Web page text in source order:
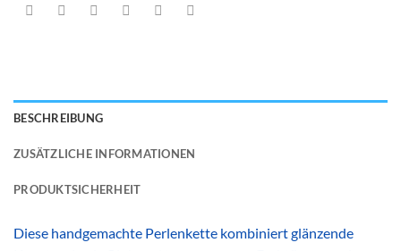
BESCHREIBUNG
ZUSÄTZLICHE INFORMATIONEN
PRODUKTSICHERHEIT
Diese handgemachte Perlenkette kombiniert glänzende